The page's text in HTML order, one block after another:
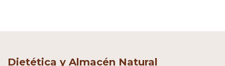
Dietética y Almacén Natural